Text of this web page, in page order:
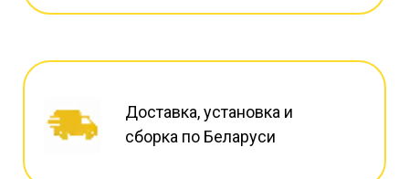
Доставка, установка и
сборка по Беларуси